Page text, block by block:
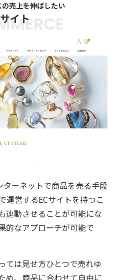
売上を伸ばしたい
イト
ーネットで商品を売る手段
運営するECサイトを持つこ
連動させることが可能にな
的なアプローチが可能で
ては見せ方ひとつで売れゆ
め、商品に合わせて自由に